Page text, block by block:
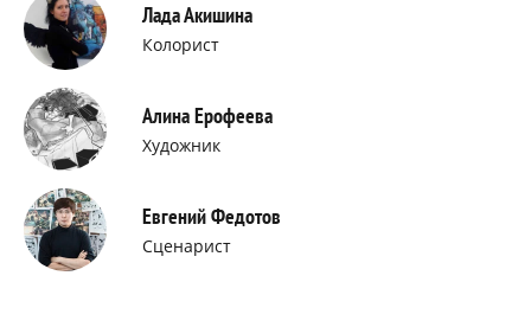
Лада Акишина
Колорист
Алина Ерофеева
Художник
Евгений Федотов
Сценарист